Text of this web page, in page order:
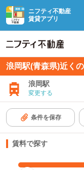
ニフティ不動産
賃貸アプリ
浪岡駅(青森県)近く
浪岡駅
変更する
条件を保存
賃料で探す